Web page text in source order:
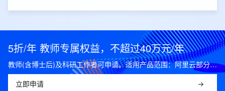
5折/年 教师专属权益，不超过40万元/年
教师(含博士后)及科研工作者可申请。适用产品范围：阿里云部分公共云产品，可开科研发票。
立即申请